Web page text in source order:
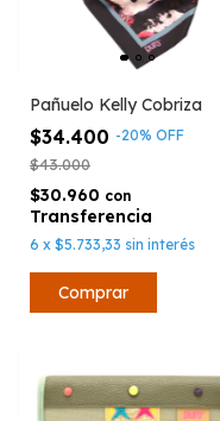
Pañuelo Kelly Cobriza
$34.400 -20% OFF
$43.000
$30.960 con
6 x $5.733,33 sin interés